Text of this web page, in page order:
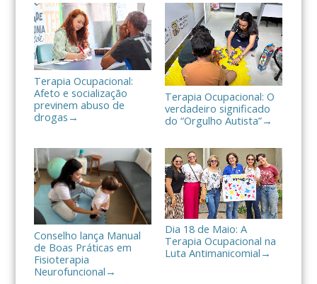
a
r
Terapia Ocupacional:
Afeto e socialização
previnem abuso de
drogas →
Terapia Ocupacional: O
verdadeiro significado
do “Orgulho Autista”→
Conselho lança Manual
de Boas Práticas em
Fisioterapia
Neurofuncional →
Dia 18 de Maio: A
Terapia Ocupacional na
Luta Antimanicomial →